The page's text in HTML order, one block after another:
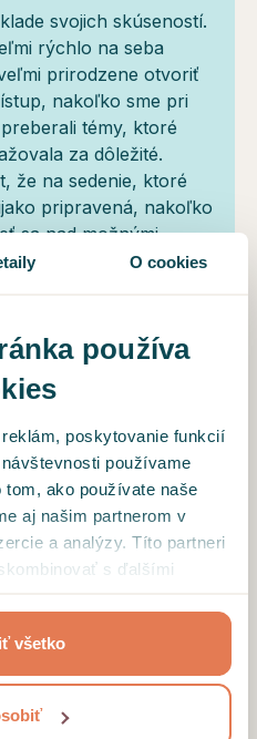
O cookies
používa
poskytovanie funkcií
používame
ako používate naše
aj našim partnerom v
a analýzy. Títo partneri
s ďalšími
všetko
svojich skúseností.
rýchlo na seba
prirodzene otvoriť
nakoľko sme pri
témy, ktoré
za dôležité.
že na sedenie, ktoré
pripravená, nakoľko
sa nad možnými
sedení vyšli veľmi
a odporúčam aj
a otvorená osoba,
mi prichádzať na
mojich problémov
Mala som s ňou už
pozerať sa na
na ďalšiu spoluprácu a